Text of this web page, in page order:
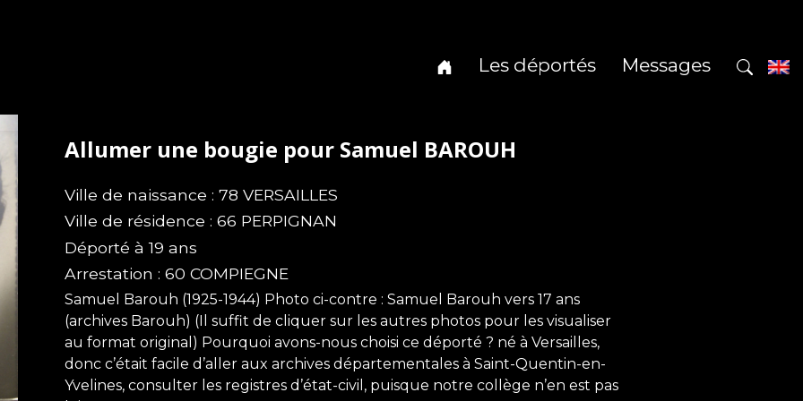
Les déportés Messages
Allumer une bougie pour Samuel BAROUH
Ville de naissance : 78 VERSAILLES
Ville de résidence : 66 PERPIGNAN
Déporté à 19 ans
Arrestation : 60 COMPIEGNE
Samuel Barouh (1925-1944) Photo ci-contre : Samuel Barouh vers 17 ans
(archives Barouh) (Il suffit de cliquer sur les autres photos pour les visualiser
au format original) Pourquoi avons-nous choisi ce déporté ? né à Versailles,
donc c’était facile d’aller aux archives départementales à Saint-Quentin-en-
Yvelines, consulter les registres d’état-civil, puisque notre collège n’en est pas